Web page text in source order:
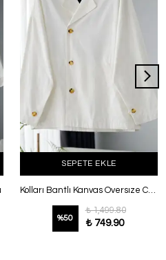
SEPETE EKLE
Kolları Bantlı Kanvas Oversıze Ceket Ekru
%50
₺ 1,499.80
₺ 749.90